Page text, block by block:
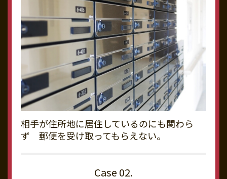
相手が住所地に居住しているのにも関わら
ず 郵便を受け取ってもらえない。